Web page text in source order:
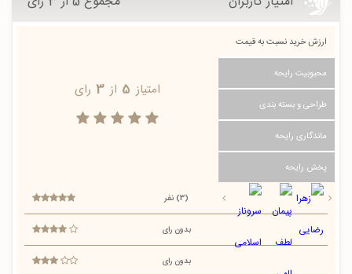
ارزش خرید نسبت به قیمت
محبوبیت رایحه
طراحی و بسته بندی
ماندگاری رایحه
پخش رایحه
امتیاز 5 از 3 رای
(3) نفر
بدون رای
بدون رای